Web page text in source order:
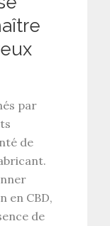
par
de
en CBD,
de